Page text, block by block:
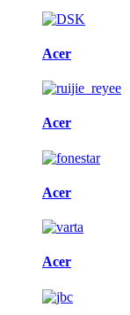
Acer
Acer
Acer
Acer